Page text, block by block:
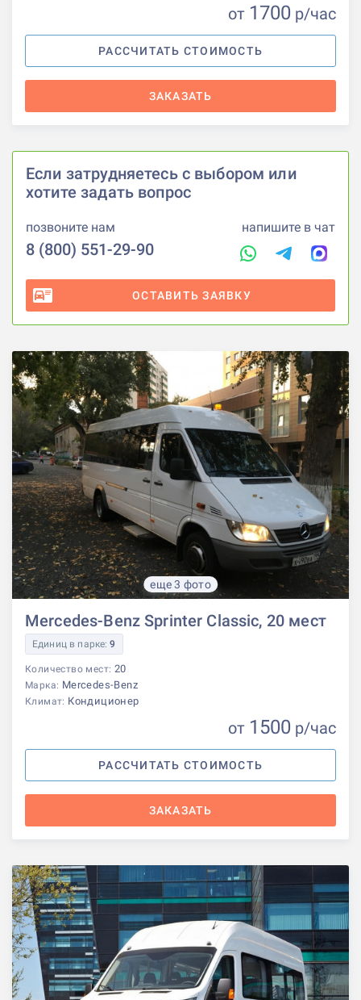
от 1700 р/час
РАССЧИТАТЬ СТОИМОСТЬ
ЗАКАЗАТЬ
еще 3 фото
Mercedes-Benz Sprinter Classic, 20 мест
Единиц в парке:9
Количество мест: 20
Марка: Mercedes-Benz
Климат: Кондиционер
от 1500 р/час
РАССЧИТАТЬ СТОИМОСТЬ
ЗАКАЗАТЬ
Если затрудняетесь с выбором или
хотите задать вопрос
позвоните нам
8 (800) 551-29-90
напишите в чат
ОСТАВИТЬ ЗАЯВКУ